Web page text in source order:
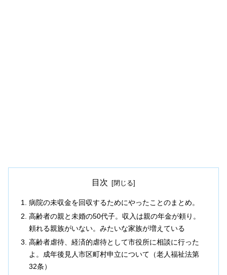
目次
病院の未収金を回収するためにやったことのまとめ。
高齢者の親と未婚の50代子。収入は親の年金が頼り。
頼れる親族がいない。みたいな家族が増えている
高齢者虐待、経済的虐待として市役所に相談に行った
よ。成年後見人市区町村申立について（老人福祉法第
32条）